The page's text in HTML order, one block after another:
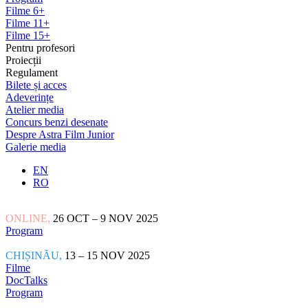
Filme 6+
Filme 11+
Filme 15+
Pentru profesori
Proiecții
Regulament
Bilete și acces
Adeverințe
Atelier media
Concurs benzi desenate
Despre Astra Film Junior
Galerie media
EN
RO
ONLINE, 26 OCT – 9 NOV 2025
Program
CHIȘINĂU, 13 – 15 NOV 2025
Filme
DocTalks
Program